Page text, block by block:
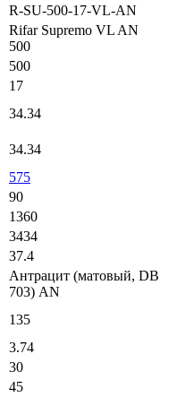
R-SU-500-17-VL-AN
Rifar Supremo VL AN
500
500
17
34.34
34.34
575
90
1360
3434
37.4
Антрацит (матовый, DB
703) AN
135
3.74
30
45